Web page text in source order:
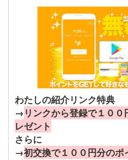
わたしの紹介リンク特典
→ リンクから登録で１０
レゼント
さらに
→初交換で１００円分のポ